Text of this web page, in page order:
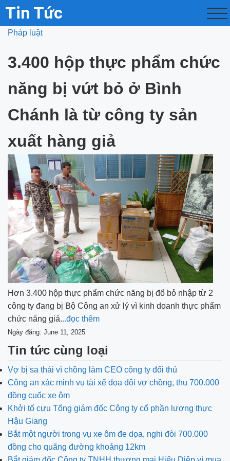
Tin Tức
Pháp luật
3.400 hộp thực phẩm chức
năng bị vứt bỏ ở Bình
Chánh là từ công ty sản
xuất hàng giả
Hơn 3.400 hộp thực phẩm chức năng bị đổ bỏ nhập từ 2
công ty đang bị Bộ Công an xử lý vì kinh doanh thực phẩm
chức năng giả...đọc thêm
Ngày đăng: June 11, 2025
Tin tức cùng loại
Vợ bị sa thải vì chồng làm CEO công ty đối thủ
Công an xác minh vụ tài xế dọa đôi vợ chồng, thu 700.000
đồng cuốc xe ôm
Khởi tố cựu Tổng giám đốc Công ty cổ phần lương thực
Hậu Giang
Bắt một người trong vụ xe ôm đe dọa, nghi đòi 700.000
đồng cho quãng đường khoảng 12km